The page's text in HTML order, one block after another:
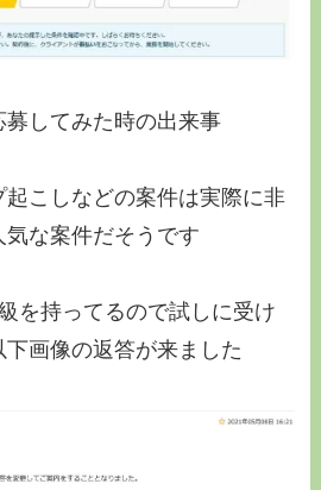
募してみた時の出来事
こし などの案件は実際に非
な案件だそうです
を持ってるので試しに受け
画像の返答が来ました